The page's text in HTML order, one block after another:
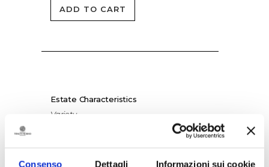
Consenso Dettagli Informazioni sui cookie
ADD TO CART
Estate Characteristics
Variety
Uggìo-Punta Aquila